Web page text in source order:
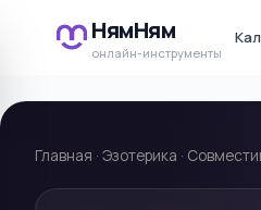
НямНям
онлайн-инструменты
Главная · Эзотерика ·